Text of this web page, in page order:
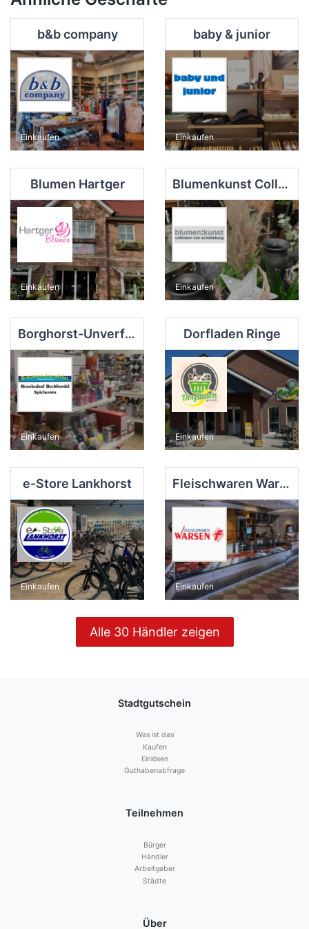
b&b company
Einkaufen
baby & junior
Einkaufen
Blumen Hartger
Einkaufen
Blumenkunst Collmann
Einkaufen
Borghorst-Unverfehrt
Einkaufen
Dorfladen Ringe
Einkaufen
e-Store Lankhorst
Einkaufen
Fleischwaren Warsen
Einkaufen
Alle 30 Händler zeigen
Stadtgutschein
Was ist das
Kaufen
Einlösen
Guthabenabfrage
Teilnehmen
Bürger
Händler
Arbeitgeber
Städte
Über